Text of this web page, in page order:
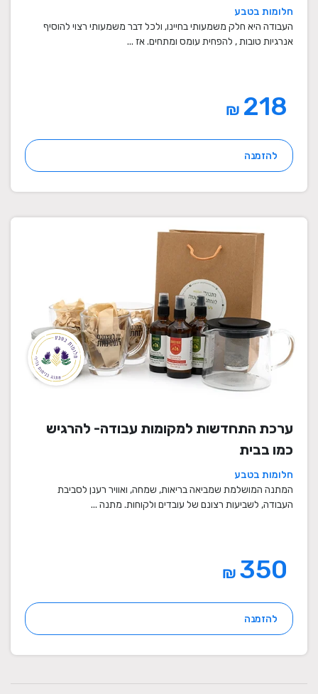
חלומות בטבע
העבודה היא חלק משמעותי בחיינו, ולכל דבר משמעותי רצוי להוסיף
אנרגיות טובות , להפחית עומס ומתחים. אז ...
₪
להזמנה
ערכת התחדשות למקומות עבודה- להרגיש
כמו בבית
חלומות בטבע
המתנה המושלמת שמביאה בריאות, שמחה, ואוויר רענן לסביבת
העבודה, לשביעות רצונם של עובדים ולקוחות. מתנה ...
₪
להזמנה